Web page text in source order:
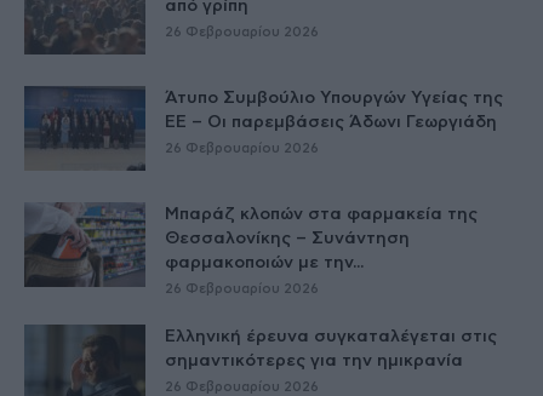
από γρίπη
26 Φεβρουαρίου 2026
Άτυπο Συμβούλιο Υπουργών Υγείας της
ΕE – Οι παρεμβάσεις Άδωνι Γεωργιάδη
26 Φεβρουαρίου 2026
Μπαράζ κλοπών στα φαρμακεία της
Θεσσαλονίκης – Συνάντηση
φαρμακοποιών με την...
26 Φεβρουαρίου 2026
Ελληνική έρευνα συγκαταλέγεται στις
σημαντικότερες για την ημικρανία
26 Φεβρουαρίου 2026